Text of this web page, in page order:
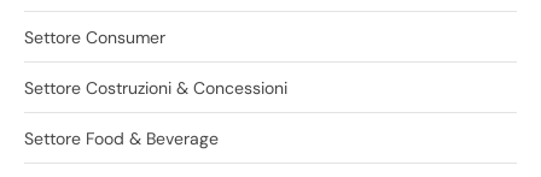
Settore Consumer
Settore Costruzioni & Concessioni
Settore Food & Beverage